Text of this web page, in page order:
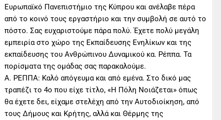
Ευρωπαϊκό Πανεπιστήμιο της Κύπρου και ανέλαβε πέρα
από το κοινό τους εργαστήριο και την συμβολή σε αυτό το
πόστο. Σας ευχαριστούμε πάρα πολύ. Έχετε πολύ μεγάλη
εμπειρία στο χώρο της Εκπαίδευσης Ενηλίκων και της
εκπαίδευσης του Ανθρώπινου Δυναμικού κα. Ρέππα. Τα
πορίσματα της ομάδας σας παρακαλούμε.
Α. ΡΕΠΠΑ: Καλό απόγευμα και από εμένα. Στο δικό μας
τραπέζι το 4ο που είχε τίτλο, «Η Πόλη Νοιάζεται» όπως
θα έχετε δει, είχαμε στελέχη από την Αυτοδιοίκηση, από
τους Δήμους και Κρήτης, αλλά και Θέρμης της